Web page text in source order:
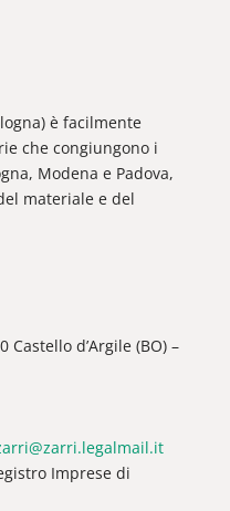
è facilmente
che congiungono i
Modena e Padova,
materiale e del
Castello d’Argile (BO) –
Imprese di